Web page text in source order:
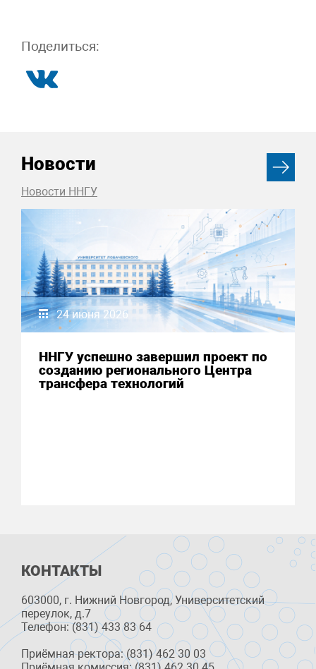
Поделиться:
Новости
Новости ННГУ
24 июня 2026
ННГУ успешно завершил проект по
созданию регионального Центра
трансфера технологий
КОНТАКТЫ
603000, г. Нижний Новгород, Университетский
переулок, д.7
Телефон: (831) 433 83 64
Приёмная ректора: (831) 462 30 03